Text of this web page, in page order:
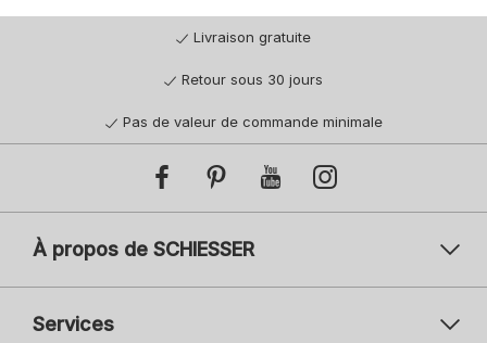
Livraison gratuite
Retour sous 30 jours
Pas de valeur de commande minimale
À propos de SCHIESSER
Services